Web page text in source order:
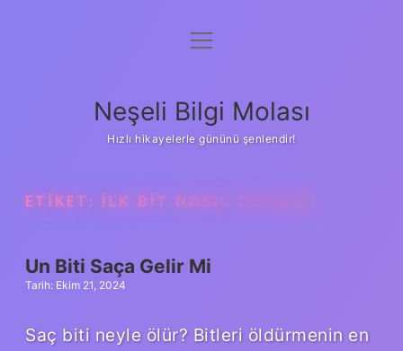
Anasayfa
Yasal Uyarı
menüyü
Neşeli Bilgi Molası
Hızlı hikayelerle gününü şenlendir!
ETIKET: İLK BIT NASIL OLUŞUR
Un Biti Saça Gelir Mi
Tarih: Ekim 21, 2024
Saç biti neyle ölür? Bitleri öldürmenin en